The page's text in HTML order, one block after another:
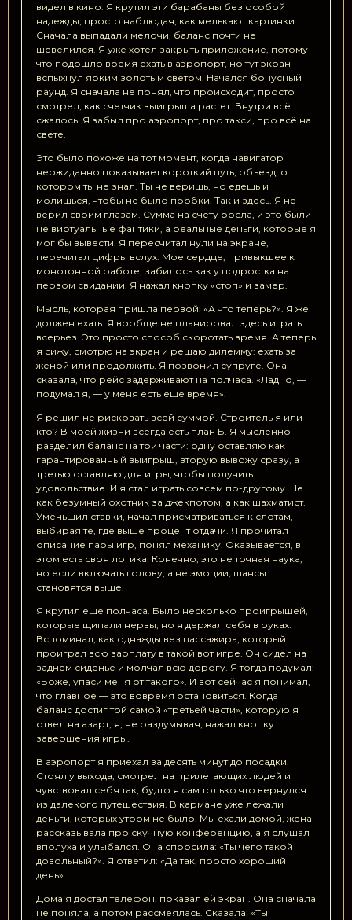
видел в кино. Я крутил эти барабаны без особой
надежды, просто наблюдая, как мелькают картинки.
Сначала выпадали мелочи, баланс почти не
шевелился. Я уже хотел закрыть приложение, потому
что подошло время ехать в аэропорт, но тут экран
вспыхнул ярким золотым светом. Начался бонусный
раунд. Я сначала не понял, что происходит, просто
смотрел, как счетчик выигрыша растет. Внутри всё
сжалось. Я забыл про аэропорт, про такси, про всё на
свете.
Это было похоже на тот момент, когда навигатор
неожиданно показывает короткий путь, объезд, о
котором ты не знал. Ты не веришь, но едешь и
молишься, чтобы не было пробки. Так и здесь. Я не
верил своим глазам. Сумма на счету росла, и это были
не виртуальные фантики, а реальные деньги, которые я
мог бы вывести. Я пересчитал нули на экране,
перечитал цифры вслух. Мое сердце, привыкшее к
монотонной работе, забилось как у подростка на
первом свидании. Я нажал кнопку «стоп» и замер.
Мысль, которая пришла первой: «А что теперь?». Я же
должен ехать. Я вообще не планировал здесь играть
всерьез. Это просто способ скоротать время. А теперь
я сижу, смотрю на экран и решаю дилемму: ехать за
женой или продолжить. Я позвонил супруге. Она
сказала, что рейс задерживают на полчаса. «Ладно, —
подумал я, — у меня есть еще время».
Я решил не рисковать всей суммой. Строитель я или
кто? В моей жизни всегда есть план Б. Я мысленно
разделил баланс на три части: одну оставляю как
гарантированный выигрыш, вторую вывожу сразу, а
третью оставляю для игры, чтобы получить
удовольствие. И я стал играть совсем по-другому. Не
как безумный охотник за джекпотом, а как шахматист.
Уменьшил ставки, начал присматриваться к слотам,
выбирая те, где выше процент отдачи. Я прочитал
описание пары игр, понял механику. Оказывается, в
этом есть своя логика. Конечно, это не точная наука,
но если включать голову, а не эмоции, шансы
становятся выше.
Я крутил еще полчаса. Было несколько проигрышей,
которые щипали нервы, но я держал себя в руках.
Вспоминал, как однажды вез пассажира, который
проиграл всю зарплату в такой вот игре. Он сидел на
заднем сиденье и молчал всю дорогу. Я тогда подумал:
«Боже, упаси меня от такого». И вот сейчас я понимал,
что главное — это вовремя остановиться. Когда
баланс достиг той самой «третьей части», которую я
отвел на азарт, я, не раздумывая, нажал кнопку
завершения игры.
В аэропорт я приехал за десять минут до посадки.
Стоял у выхода, смотрел на прилетающих людей и
чувствовал себя так, будто я сам только что вернулся
из далекого путешествия. В кармане уже лежали
деньги, которых утром не было. Мы ехали домой, жена
рассказывала про скучную конференцию, а я слушал
вполуха и улыбался. Она спросила: «Ты чего такой
довольный?». Я ответил: «Да так, просто хороший
день».
Дома я достал телефон, показал ей экран. Она сначала
не поняла, а потом рассмеялась. Сказала: «Ты